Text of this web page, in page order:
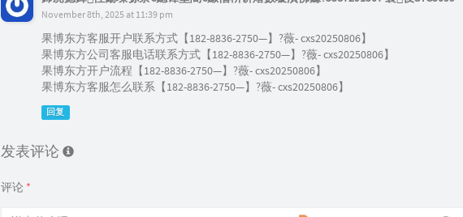
November 8th, 2025 at 11:39 pm
果博东方客服开户联系方式【182-8836-2750—】?薇- cxs20250806】
果博东方公司客服电话联系方式【182-8836-2750—】?薇- cxs20250806】
果博东方开户流程【182-8836-2750—】?薇- cxs20250806】
果博东方客服怎么联系【182-8836-2750—】?薇- cxs20250806】
回复
发表评论
评论 *